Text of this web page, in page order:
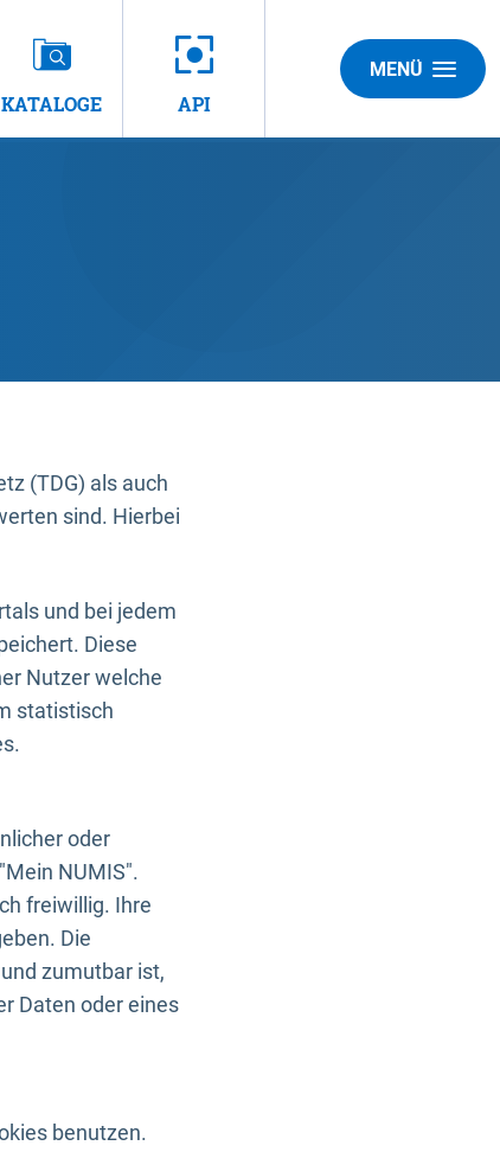
KATALOGE API
MENÜ
(TDG) als auch
sind. Hierbei
und bei jedem
Diese
Nutzer welche
statistisch
oder
NUMIS".
freiwillig. Ihre
Die
zumutbar ist,
Daten oder eines
benutzen.